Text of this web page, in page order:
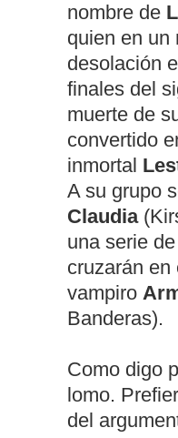
nombre de
quien en un
desolación
finales del
muerte de
convertido
inmortal
A su grupo
Claudia
una serie
cruzarán en
vampiro
Banderas).
Como digo
lomo.
del